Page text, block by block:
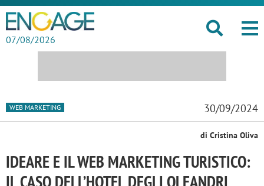
07/08/2026
WEB MARKETING 30/09/2024
di Cristina Oliva
IDEARE E IL WEB MARKETING TURISTICO:
IL CASO DELL’HOTEL DEGLI OLEANDRI